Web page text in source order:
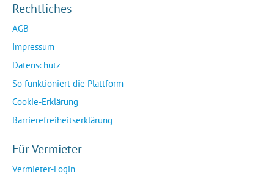
Rechtliches
AGB
Impressum
Datenschutz
So funktioniert die Plattform
Cookie-Erklärung
Barrierefreiheitserklärung
Für Vermieter
Vermieter-Login